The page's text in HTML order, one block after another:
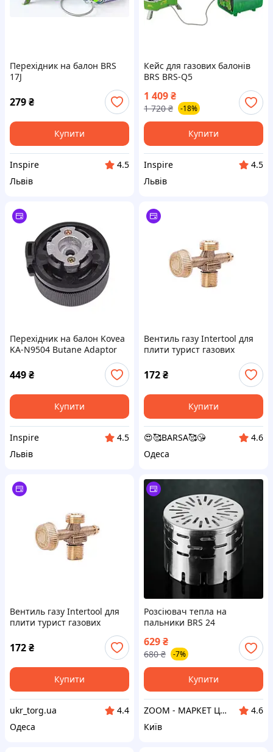
Перехідник на балон BRS
17J
279₴
Купити
Inspire
4.5
Львів
Кейс для газових балонів
BRS BRS-Q5
1 409₴
1 720 ₴ -18%
Купити
Inspire
4.5
Львів
Перехідник на балон Kovea
KA-N9504 Butane Adaptor
449₴
Купити
Inspire
4.5
Львів
Вентиль газу Intertool для
плити турист газових
балонів і пальників (W21.8
14LH x W19.8 14DIN (GS-
0009)
172₴
Купити
😍🥰BARSA🥰😘
4.6
Одеса
Вентиль газу Intertool для
плити турист газових
балонів і пальників (W21.8
14LH x W19.8 14DIN (GS-
0009)
172₴
Купити
ukr_torg.ua
4.4
Одеса
Розсіювач тепла на
пальники BRS 24
629₴
680 ₴ -7%
Купити
ZOOM - МАРКЕТ ЦИФРОВОЇ ТЕХНІКИ
4.6
Київ